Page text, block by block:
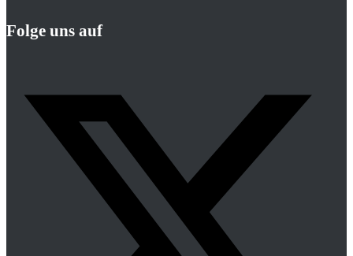
Folge uns auf